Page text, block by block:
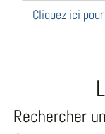
Cliquez ici
Rechercher